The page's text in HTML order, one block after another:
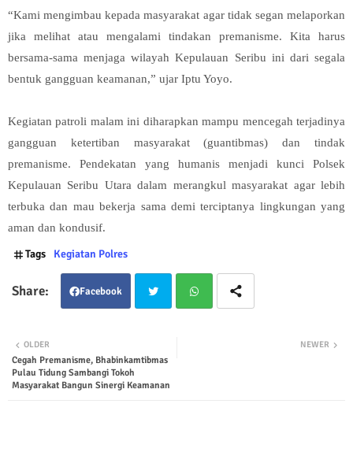
“Kami mengimbau kepada masyarakat agar tidak segan melaporkan
jika melihat atau mengalami tindakan premanisme. Kita harus
bersama-sama menjaga wilayah Kepulauan Seribu ini dari segala
bentuk gangguan keamanan,” ujar Iptu Yoyo.
Kegiatan patroli malam ini diharapkan mampu mencegah terjadinya
gangguan ketertiban masyarakat (guantibmas) dan tindak
premanisme. Pendekatan yang humanis menjadi kunci Polsek
Kepulauan Seribu Utara dalam merangkul masyarakat agar lebih
terbuka dan mau bekerja sama demi terciptanya lingkungan yang
aman dan kondusif.
Tags Kegiatan Polres
Facebook
ter
NEWER
OLDER
Cegah Premanisme, Bhabinkamtibmas
Pulau Tidung Sambangi Tokoh
Masyarakat Bangun Sinergi Keamanan